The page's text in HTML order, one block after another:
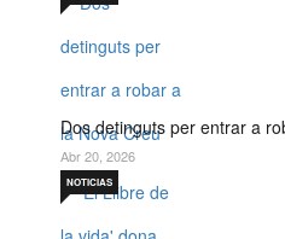
Dos detinguts per entrar a
Abr 20, 2026
NOTICIAS